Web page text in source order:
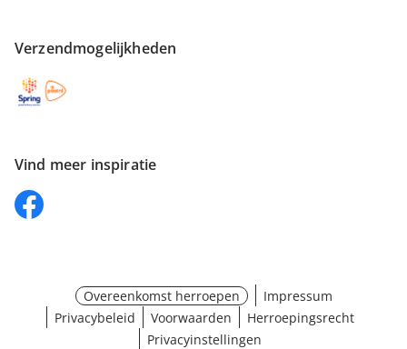
Verzendmogelijkheden
Vind meer inspiratie
Overeenkomst herroepen
Impressum
Privacybeleid
Voorwaarden
Herroepingsrecht
Privacyinstellingen